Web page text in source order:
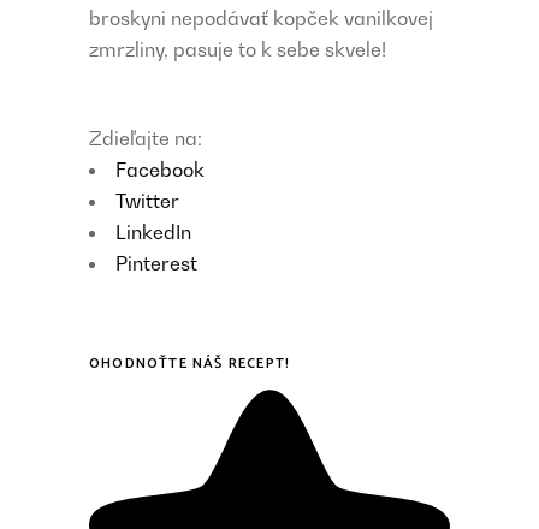
broskyni nepodávať kopček vanilkovej
zmrzliny, pasuje to k sebe skvele!
Zdieľajte na:
Facebook
Twitter
LinkedIn
Pinterest
OHODNOŤTE NÁŠ RECEPT!